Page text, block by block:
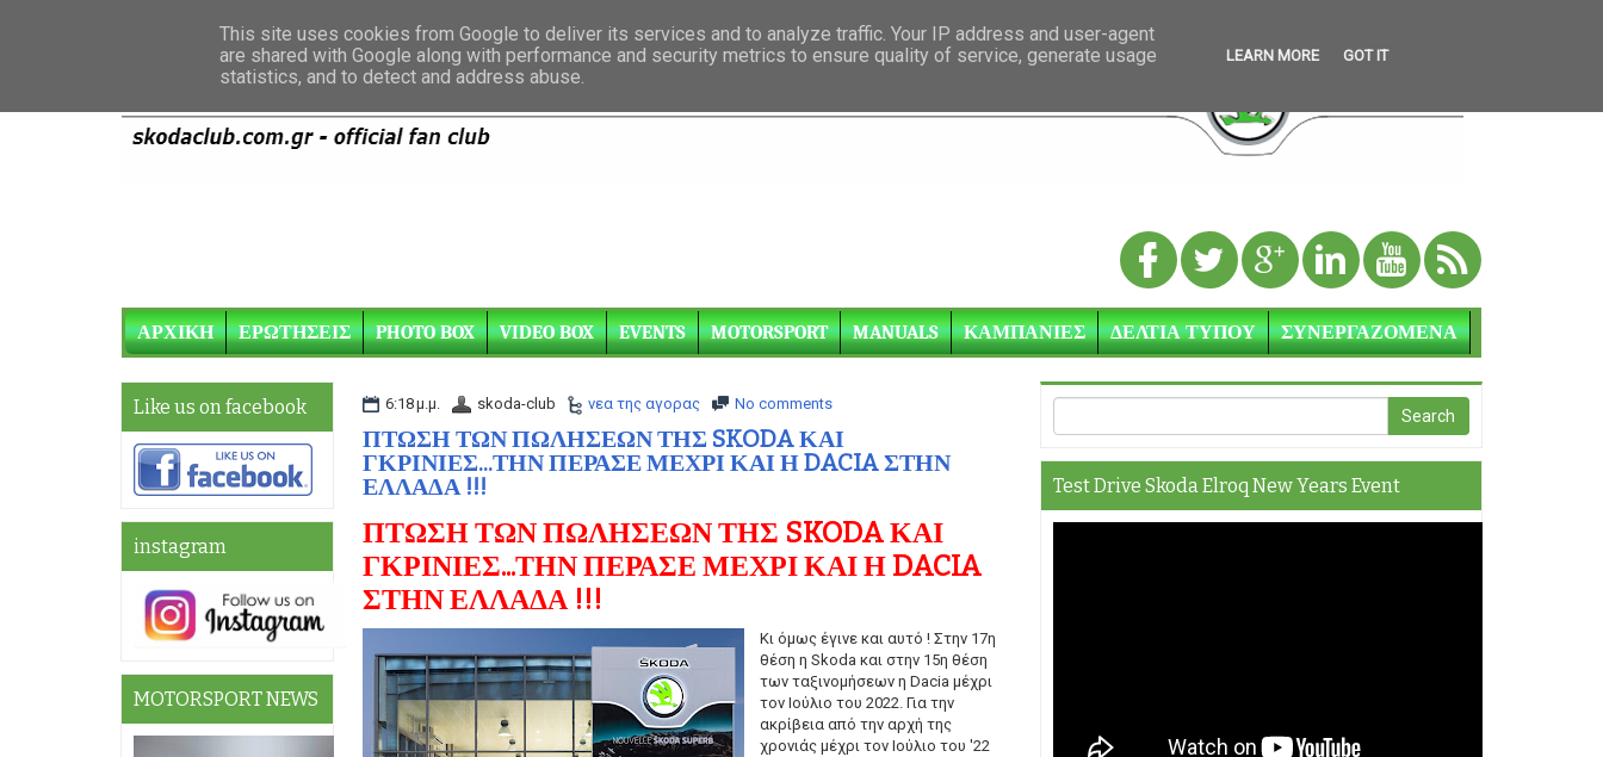
ΑΡΧΙΚΗ ΕΡΩΤΗΣΕΙΣ PHOTO BOX VIDEO BOX EVENTS MOTORSPORT MANUALS ΚΑΜΠΑΝΙΕΣ ΔΕΛΤΙΑ ΤΥΠΟΥ ΣΥΝΕΡΓΑΖΟΜΕΝΑ
6:18 μ.μ. skoda-club νεα της αγορας No comments
ΠΤΩΣΗ ΤΩΝ ΠΩΛΗΣΕΩΝ ΤΗΣ SKODA ΚΑΙ
ΓΚΡΙΝΙΕΣ...ΤΗΝ ΠΕΡΑΣΕ ΜΕΧΡΙ ΚΑΙ Η DACIA ΣΤΗΝ
ΕΛΛΑΔΑ !!!
ΠΤΩΣΗ ΤΩΝ ΠΩΛΗΣΕΩΝ ΤΗΣ SKODA ΚΑΙ
ΓΚΡΙΝΙΕΣ...ΤΗΝ ΠΕΡΑΣΕ ΜΕΧΡΙ ΚΑΙ Η DACIA
ΣΤΗΝ ΕΛΛΑΔΑ !!!
Κι όμως έγινε και αυτό ! Στην 17η
θέση η Skoda και στην 15η θέση
των ταξινομήσεων η Dacia μέχρι
τον Ιούλιο του 2022. Για την
ακρίβεια από την αρχή της
χρονιάς μέχρι τον Ιούλιο του '22
Like us on facebook
instagram
MOTORSPORT NEWS
Test Drive Skoda Elroq New Years Event
This site uses cookies from Google to deliver its services and to analyze traffic. Your IP address and user-agent
are shared with Google along with performance and security metrics to ensure quality of service, generate usage
statistics, and to detect and address abuse.
LEARN MORE GOT IT